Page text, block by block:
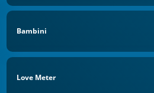
Bambini
Love Meter